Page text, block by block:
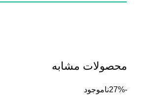
محصولات مشابه
-27% ناموجود